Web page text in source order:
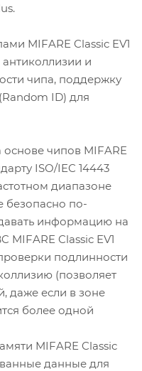
MIFARE Classic EV1
и
чипа, поддержку
ID) для
основе чипов MIFARE
ISO/IEC 14443
диапазоне
безопасно по-
информацию на
MIFARE Classic EV1
подлинности
(позволяет
даже если в зоне
более одной
MIFARE Classic
данные для